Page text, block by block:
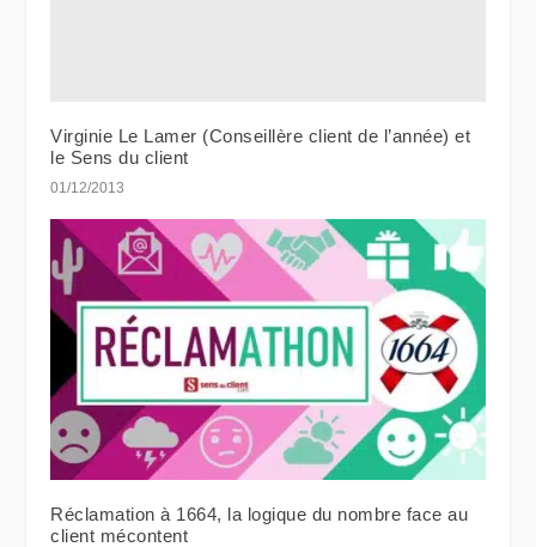
Virginie Le Lamer (Conseillère client de l’année) et
le Sens du client
01/12/2013
Réclamation à 1664, la logique du nombre face au
client mécontent